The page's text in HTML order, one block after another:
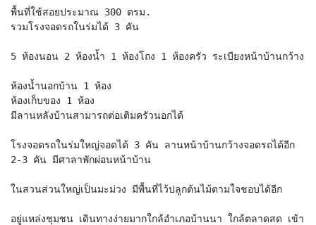
พื้นที่ใช้สอยประมาณ 300 ตรม.
รวมโรงจอดรถในร่มได้ 3 คัน
5 ห้องนอน 2 ห้องน้ำ 1 ห้องโถง 1 ห้องครัว ระเบียงหน้าบ้านกว้าง
ห้องน้ำนอกบ้าน 1 ห้อง
ห้องเก็บของ 1 ห้อง
มีลานหลังบ้านสามารถต่อเติมครัวนอกได้
โรงจอดรถในร่มใหญ่จอดได้ 3 คัน ลานหน้าบ้านกว้างจอดรถได้อีก
2-3 คัน มีศาลาพักผ่อนหน้าบ้าน
ในสวนส่วนใหญ่เป็นมะม่วง มีพื้นที่ไว้ปลูกต้นไม้ตามใจชอบได้อีก
อยู่แหล่งชุมชน เดินทางง่ายมากใกล้อำเภอบ้านนา ใกล้ตลาดสด เข้า